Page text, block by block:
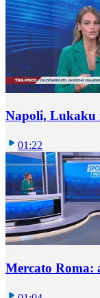
Napoli, Lukaku
01:22
Mercato Roma: